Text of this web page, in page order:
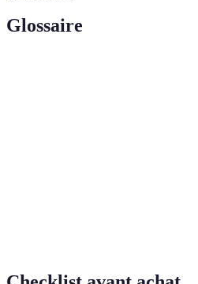
Glossaire